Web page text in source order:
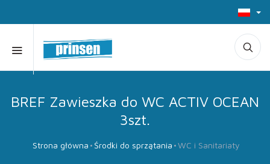
BREF Zawieszka do WC ACTIV OCEAN
3szt.
Strona główna Środki do sprzątania WC i Sanitariaty